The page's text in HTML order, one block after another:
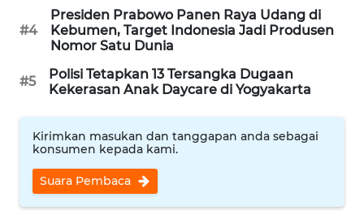
#4
Presiden Prabowo Panen Raya Udang di
Kebumen, Target Indonesia Jadi Produsen
Nomor Satu Dunia
#5
Polisi Tetapkan 13 Tersangka Dugaan
Kekerasan Anak Daycare di Yogyakarta
Kirimkan masukan dan tanggapan anda sebagai
konsumen kepada kami.
Suara Pembaca
TV
WAHANANEWS
ID
CO ID
WAHANANEWS
NET